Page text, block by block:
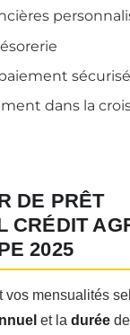
dans la
DE PRÊT
CRÉDIT
2025
vos mensualités
et la durée